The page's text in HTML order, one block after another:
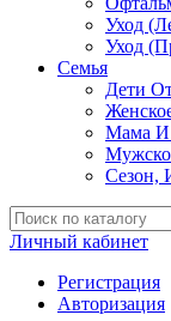
Уход
Уход
Семья
Дети
Мама
Сезон,
Личный кабинет
Регистрация
Авторизация